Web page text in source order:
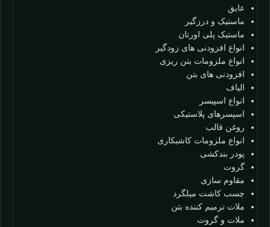
عایق
ماستیک و درزگیر
ماستیک پلی اورتان
انواع افزودنی های زودگیر
انواع ملزومات بتن ریزی
افزودنی های بتن
الیاف
انواع اسپیسر
اسپسرهای پلاستیکی
روغن قالب
انواع ملزومات کاشیکاری
پودر بندکشی
گروت
مقاوم سازی
چسب کاشت میلگرد
ملات ترمیم کننده بتن
ملات و گروت